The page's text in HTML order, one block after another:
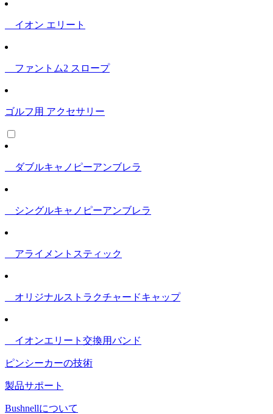
イオン エリート
ファントム2 スロープ
ゴルフ用 アクセサリー
ダブルキャノピーアンブレラ
シングルキャノピーアンブレラ
アライメントスティック
オリジナルストラクチャードキャップ
イオンエリート交換用バンド
ピンシーカーの技術
製品サポート
Bushnellについて